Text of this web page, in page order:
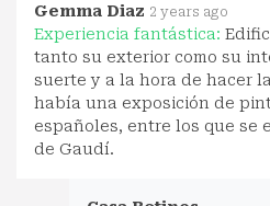
Gemma Diaz 2 years ago
Experiencia fantástica:
tanto su exterior como su
suerte y a la hora de hacer
había una exposición de
españoles, entre los que se
de Gaudí.